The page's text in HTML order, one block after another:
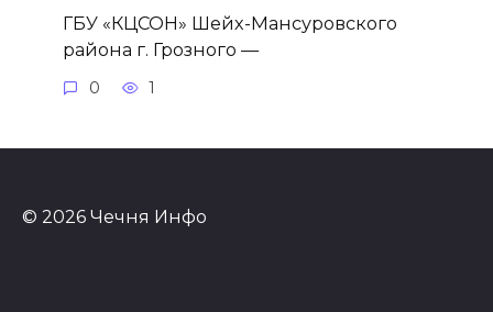
ГБУ «КЦСОН» Шейх-Мансуровского
района г. Грозного —
0 1
© 2026 Чечня Инфо